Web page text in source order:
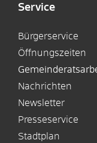
Service
Bürgerservice
Öffnungszeiten
Nachrichten
Newsletter
Presseservice
Stadtplan